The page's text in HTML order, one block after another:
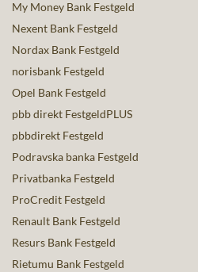
My Money Bank Festgeld
Nexent Bank Festgeld
Nordax Bank Festgeld
norisbank Festgeld
Opel Bank Festgeld
pbb direkt FestgeldPLUS
pbbdirekt Festgeld
Podravska banka Festgeld
Privatbanka Festgeld
ProCredit Festgeld
Renault Bank Festgeld
Resurs Bank Festgeld
Rietumu Bank Festgeld